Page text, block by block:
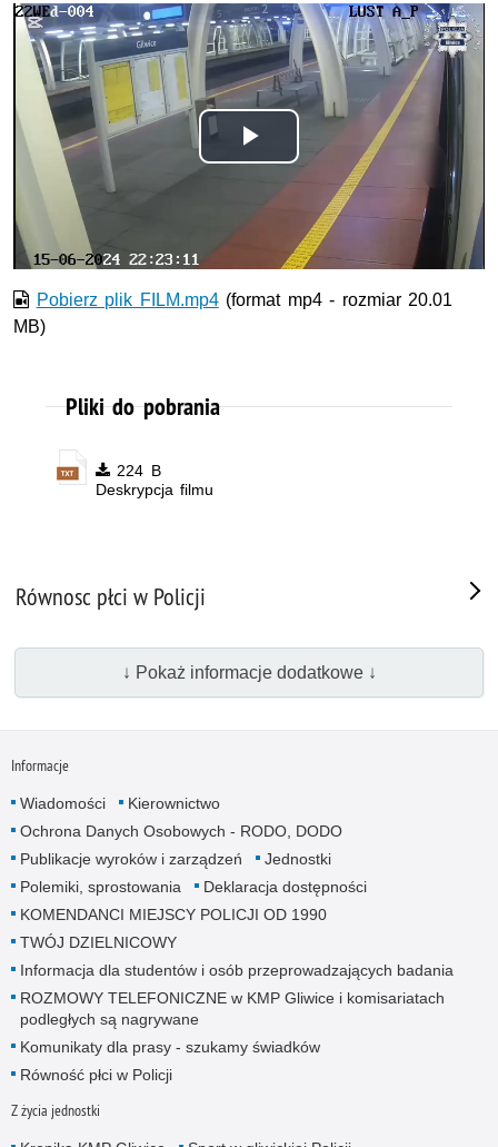
Odtwórz
wideo
Pobierz plik FILM.mp4(format mp4 - rozmiar 20.01
MB)
Pliki do pobrania
224 B
Deskrypcja filmu
Równosc płci w Policji
↓ Pokaż informacje dodatkowe ↓
Informacje
Wiadomości
Kierownictwo
Ochrona Danych Osobowych - RODO, DODO
Publikacje wyroków i zarządzeń
Jednostki
Polemiki, sprostowania
Deklaracja dostępności
KOMENDANCI MIEJSCY POLICJI OD 1990
TWÓJ DZIELNICOWY
Informacja dla studentów i osób przeprowadzających badania
ROZMOWY TELEFONICZNE w KMP Gliwice i komisariatach
podległych są nagrywane
Komunikaty dla prasy - szukamy świadków
Równość płci w Policji
Z życia jednostki